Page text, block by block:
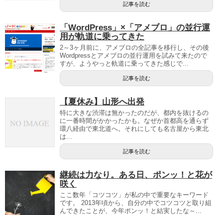
記事を読む
「WordPress」×「アメブロ」の並行運
用が軌道に乗ってきた
2～3ヶ月前に、アメブロの全記事を移行し、その後
Wordpressとアメブロの並行運用を試みて来たので
すが、ようやっと軌道に乗ってきた感じで...
記事を読む
【夏休み】山形へ出発
特に大きな渋滞は無かったのだが、都内を抜けるの
に一番時間がかかったかも。なぜか首都高を通らず
環八経由で東北道へ。それにしても名古屋から東北
は...
記事を読む
継続は力なり。ある日、ポンッ！と花が
咲く
ここ数年「コツコツ」が私の中で重要なキーワード
です。 2013年頃から、自分の中でコツコツと取り組
んできたことが、今年ポンッ！と結実したな～...